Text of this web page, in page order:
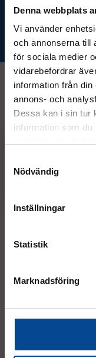
Denna webbplats
Vi använder
och annonserna till
för sociala medier
vidarebefordrar
information från
annons- och
Dessa kan i sin tur
information som du
Nödvändig
Inställningar
Statistik
Marknadsföring
Kontakt
08 - 544 401
187 66 Täby
Mån–Tor:
7.30–16.30
Fre:7.30–14.00
AVVIKANDE